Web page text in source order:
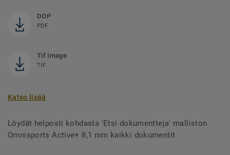
DOP
PDF
Tif Image
TIF
Katso lisää
Löydät helposti kohdasta 'Etsi dokumentteja' malliston
Omnisports Active+ 8,1 mm kaikki dokumentit